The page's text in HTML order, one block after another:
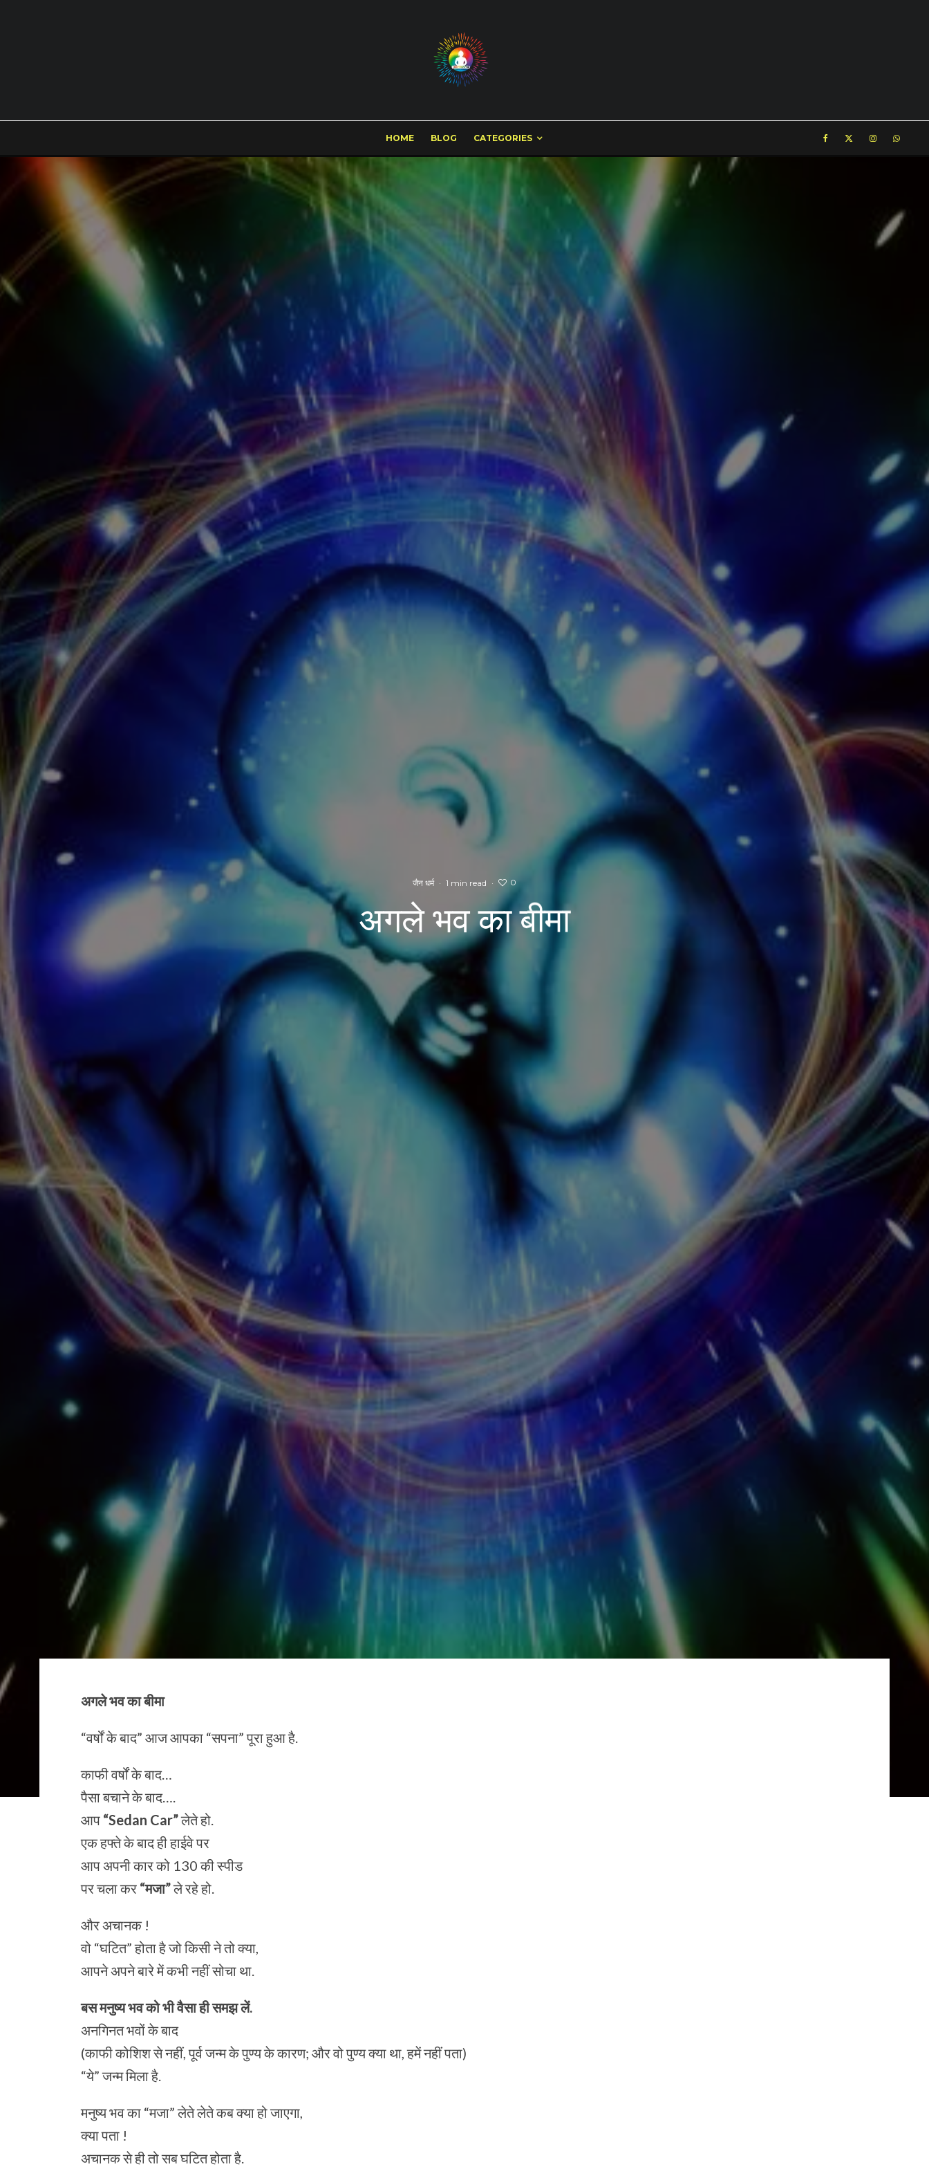
HOME BLOG CATEGORIES
जैन धर्म · 1 min read · 0
अगले भव का बीमा
अगले भव का बीमा
“वर्षों के बाद” आज आपका “सपना” पूरा हुआ है.
काफी वर्षों के बाद…
पैसा बचाने के बाद….
आप “Sedan Car”लेते हो.
एक हफ्ते के बाद ही हाईवे पर
आप अपनी कार को 130 की स्पीड
पर चला कर “मजा”ले रहे हो.
और अचानक !
वो “घटित” होता है जो किसी ने तो क्या,
आपने अपने बारे में कभी नहीं सोचा था.
बस मनुष्य भव को भी वैसा ही समझ लें.
अनगिनत भवों के बाद
(काफी कोशिश से नहीं, पूर्व जन्म के पुण्य के कारण; और वो पुण्य क्या था, हमें नहीं पता)
“ये” जन्म मिला है.
मनुष्य भव का “मजा” लेते लेते कब क्या हो जाएगा,
क्या पता !
अचानक से ही तो सब घटित होता है.